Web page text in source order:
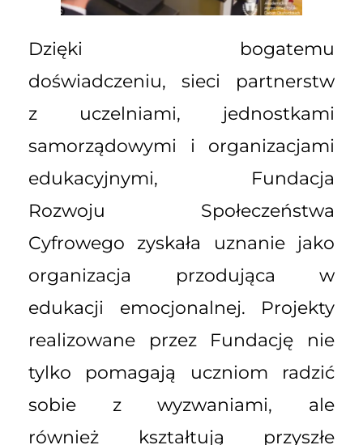
Dzięki bogatemu
doświadczeniu, sieci partnerstw
z uczelniami, jednostkami
samorządowymi i organizacjami
edukacyjnymi, Fundacja
Rozwoju Społeczeństwa
Cyfrowego zyskała uznanie jako
organizacja przodująca w
edukacji emocjonalnej. Projekty
realizowane przez Fundację nie
tylko pomagają uczniom radzić
sobie z wyzwaniami, ale
również kształtują przyszłe